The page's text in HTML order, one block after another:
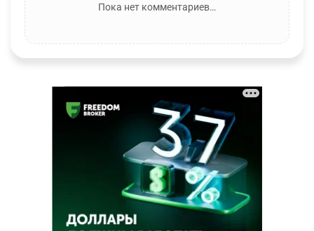
Пока нет комментариев…